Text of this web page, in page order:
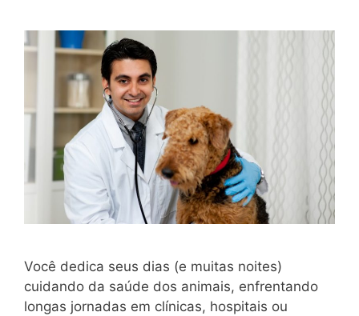
Você dedica seus dias (e muitas noites)
cuidando da saúde dos animais, enfrentando
longas jornadas em clínicas, hospitais ou